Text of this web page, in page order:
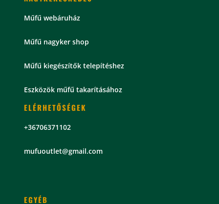
Műfű webáruház
Műfű nagyker shop
Műfű kiegészítők telepítéshez
Eszközök műfű takarításához
ELÉRHETŐSÉGEK
+36706371102
mufuoutlet@gmail.com
EGYÉB